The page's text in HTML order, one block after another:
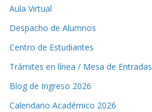
Aula Virtual
Despacho de Alumnos
Centro de Estudiantes
Trámites en línea / Mesa de Entradas
Blog de Ingreso 2026
Calendario Académico 2026